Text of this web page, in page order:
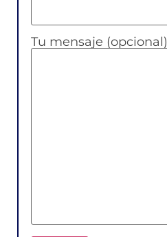
Tu mensaje (opcional)